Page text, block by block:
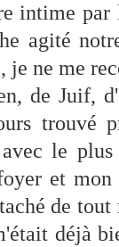
intime par
agité
je ne me
de Juif,
trouvé
avec le
et
de
déjà